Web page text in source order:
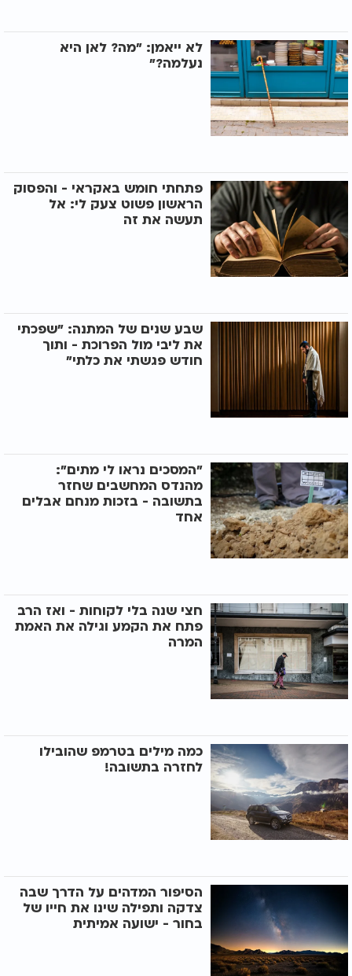
לא ייאמן: "מה? לאן היא
נעלמה?"
פתחתי חומש באקראי - והפסוק
הראשון פשוט צעק לי: אל
תעשה את זה
שבע שנים של המתנה: "שפכתי
את ליבי מול הפרוכת - ותוך
חודש פגשתי את כלתי"
"המסכים נראו לי מתים":
מהנדס המחשבים שחזר
בתשובה - בזכות מנחם אבלים
אחד
חצי שנה בלי לקוחות - ואז הרב
פתח את הקמע וגילה את האמת
המרה
כמה מילים בטרמפ שהובילו
לחזרה בתשובה!
הסיפור המדהים על הדרך שבה
צדקה ותפילה שינו את חייו של
בחור - ישועה אמיתית